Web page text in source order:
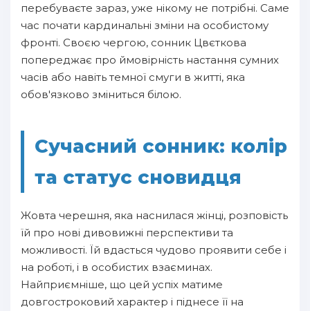
перебуваєте зараз, уже нікому не потрібні. Саме
час почати кардинальні зміни на особистому
фронті. Своєю чергою, сонник Цвєткова
попереджає про ймовірність настання сумних
часів або навіть темної смуги в житті, яка
обов'язково зміниться білою.
Сучасний сонник: колір
та статус сновидця
Жовта черешня, яка наснилася жінці, розповість
їй про нові дивовижні перспективи та
можливості. Їй вдасться чудово проявити себе і
на роботі, і в особистих взаєминах.
Найприємніше, що цей успіх матиме
довгостроковий характер і піднесе її на